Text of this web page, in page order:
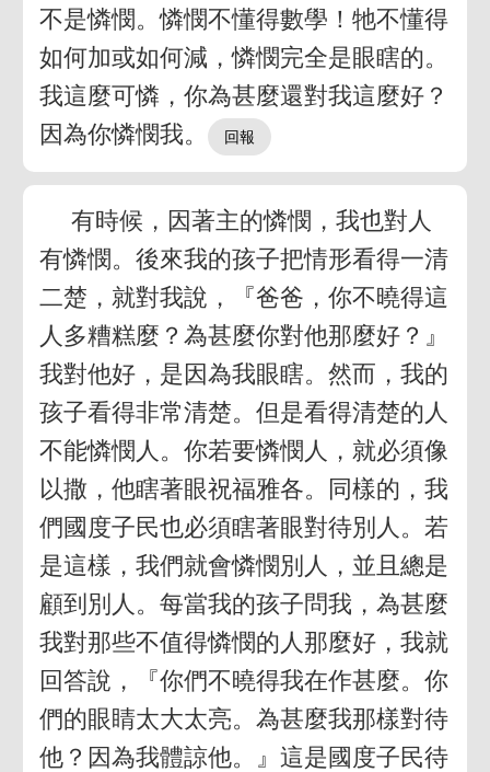
不是憐憫。憐憫不懂得數學！牠不懂得
如何加或如何減，憐憫完全是眼瞎的。
我這麼可憐，你為甚麼還對我這麼好？
因為你憐憫我。
有時候，因著主的憐憫，我也對人
有憐憫。後來我的孩子把情形看得一清
二楚，就對我說，『爸爸，你不曉得這
人多糟糕麼？為甚麼你對他那麼好？』
我對他好，是因為我眼瞎。然而，我的
孩子看得非常清楚。但是看得清楚的人
不能憐憫人。你若要憐憫人，就必須像
以撒，他瞎著眼祝福雅各。同樣的，我
們國度子民也必須瞎著眼對待別人。若
是這樣，我們就會憐憫別人，並且總是
顧到別人。每當我的孩子問我，為甚麼
我對那些不值得憐憫的人那麼好，我就
回答說，『你們不曉得我在作甚麼。你
們的眼睛太大太亮。為甚麼我那樣對待
他？因為我體諒他。』這是國度子民待